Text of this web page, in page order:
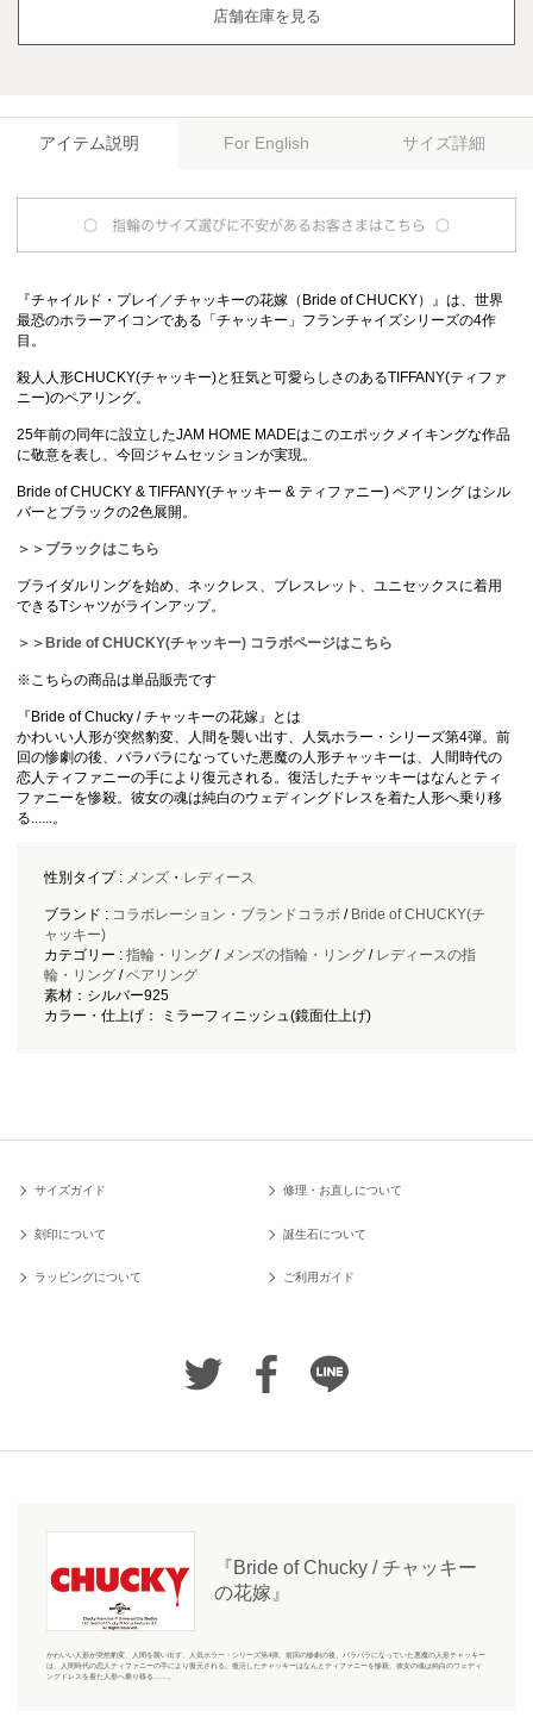
店舗在庫を見る
アイテム説明 For English サイズ詳細
『チャイルド・プレイ／チャッキーの花嫁（Bride of CHUCKY）』は、世界
最恐のホラーアイコンである「チャッキー」フランチャイズシリーズの4作
目。
殺人人形CHUCKY(チャッキー)と狂気と可愛らしさのあるTIFFANY(ティファ
ニー)のペアリング。
25年前の同年に設立したJAM HOME MADEはこのエポックメイキングな作品
に敬意を表し、今回ジャムセッションが実現。
Bride of CHUCKY & TIFFANY(チャッキー & ティファニー) ペアリング はシル
バーとブラックの2色展開。
＞＞ブラックはこちら
ブライダルリングを始め、ネックレス、ブレスレット、ユニセックスに着用
できるTシャツがラインアップ。
＞＞Bride of CHUCKY(チャッキー) コラボページはこちら
※こちらの商品は単品販売です
『Bride of Chucky / チャッキーの花嫁』とは
かわいい人形が突然豹変、人間を襲い出す、人気ホラー・シリーズ第4弾。前
回の惨劇の後、バラバラになっていた悪魔の人形チャッキーは、人間時代の
恋人ティファニーの手により復元される。復活したチャッキーはなんとティ
ファニーを惨殺。彼女の魂は純白のウェディングドレスを着た人形へ乗り移
る......。
性別タイプ : メンズ・ レディース
ブランド : コラボレーション・ブランドコラボ/ Bride of CHUCKY(チ
ャッキー)
カテゴリー : 指輪・リング/ メンズの指輪・リング/ レディースの指
輪・リング/ペアリング
素材：シルバー925
カラー・仕上げ： ミラーフィニッシュ(鏡面仕上げ)
サイズガイド 修理・お直しについて
刻印について 誕生石について
ラッピングについて ご利用ガイド
『Bride of Chucky / チャッキー
の花嫁』
かわいい人形が突然豹変、人間を襲い出す、人気ホラー・シリーズ第4弾。前回の惨劇の後、バラバラになっていた悪魔の人形チャッキー
は、人間時代の恋人ティファニーの手により復元される。復活したチャッキーはなんとティファニーを惨殺。彼女の魂は純白のウェディ
ングドレスを着た人形へ乗り移る......。